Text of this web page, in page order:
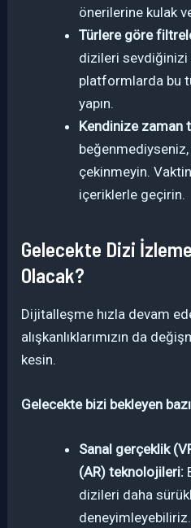
önerilerine kulak
Türlere göre
dizileri sevdiğinizi
platformlarda bu
yapın.
Kendinize zaman
çekinmeyin.
içeriklerle geçirin.
Gelecekte Dizi İzleme
Olacak?
Dijitalleşme hızla devam
alışkanlıklarımızın da
kesin.
Gelecekte bizi bekleyen
Sanal gerçeklik
(AR) teknolojileri:
dizileri daha